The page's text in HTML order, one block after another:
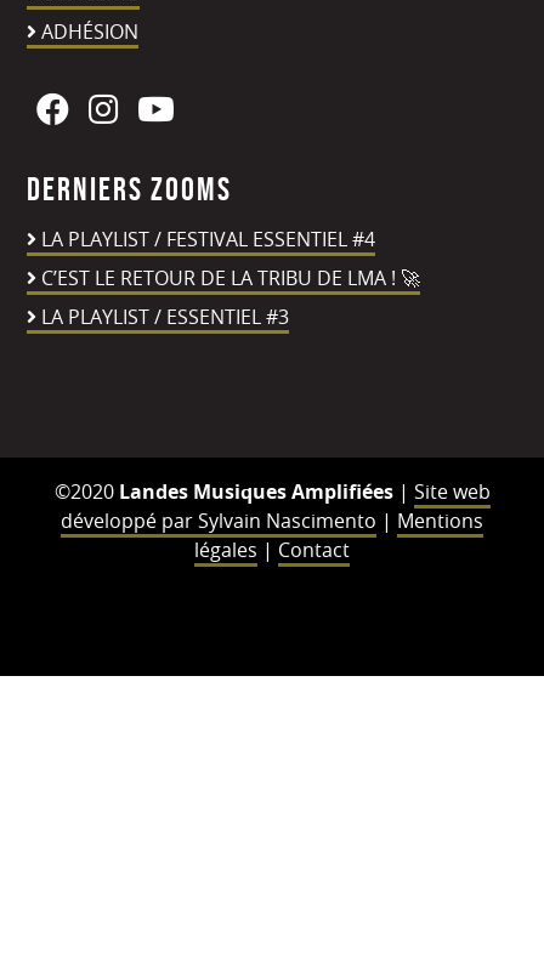
ADHÉSION
Derniers zooms
LA PLAYLIST / FESTIVAL ESSENTIEL #4
C’EST LE RETOUR DE LA TRIBU DE LMA ! 🚀
LA PLAYLIST / ESSENTIEL #3
©2020 Landes Musiques Amplifiées| Site web
développé par Sylvain Nascimento | Mentions
légales | Contact